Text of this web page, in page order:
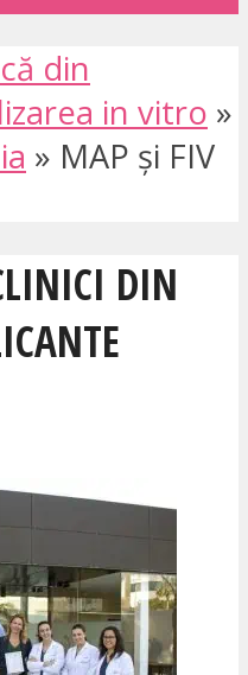
din
in vitro »
» MAP și FIV
DIN